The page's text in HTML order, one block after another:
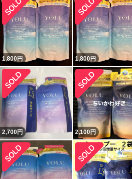
1,800円 1,800円
2,700円 2,100円